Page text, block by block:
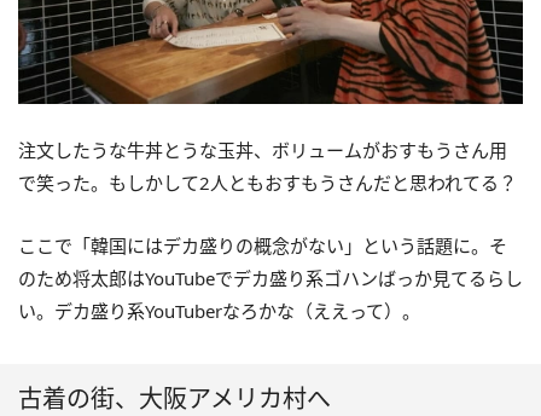
注文したうな牛丼とうな玉丼、ボリュームがおすもうさん用
で笑った。もしかして2人ともおすもうさんだと思われてる？
ここで「韓国にはデカ盛りの概念がない」という話題に。そ
のため将太郎はYouTubeでデカ盛り系ゴハンばっか見てるらし
い。デカ盛り系YouTuberなろかな（ええって）。
古着の街、大阪アメリカ村へ